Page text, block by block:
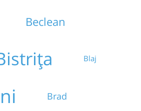
Beclean
Blaj
Brad